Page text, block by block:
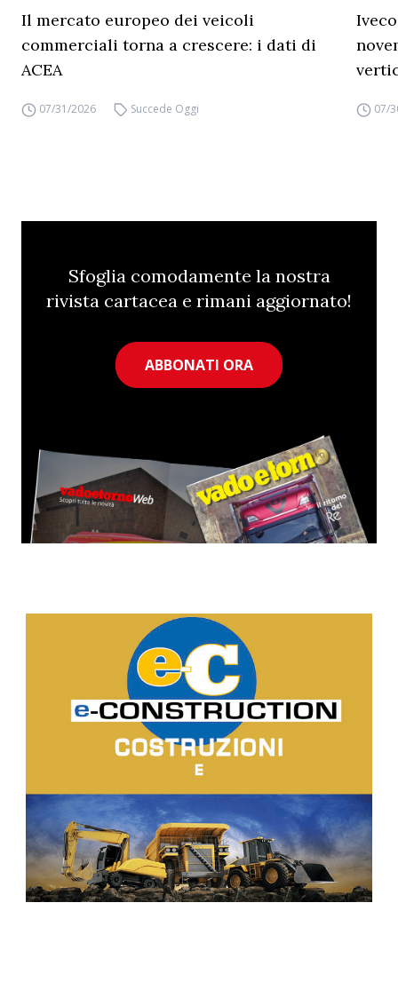
Il mercato europeo dei veicoli
commerciali torna a crescere: i dati di
ACEA
07/31/2026 Succede Oggi 07/
Sfoglia comodamente la nostra
rivista cartacea e rimani aggiornato!
ABBONATI ORA